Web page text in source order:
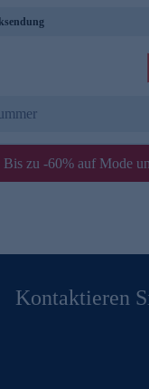
Bis zu -60% auf Mode
Kontaktieren